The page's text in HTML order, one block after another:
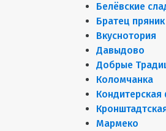
Белёвские
Братец
Вкуснотория
Давыдово
Добрые
Коломчанка
Мармеко